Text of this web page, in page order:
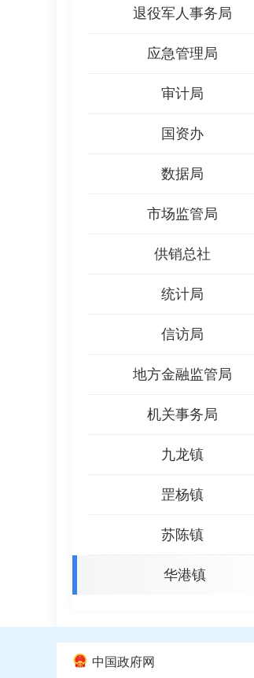
退役军人事务局
应急管理局
审计局
国资办
数据局
市场监管局
供销总社
统计局
信访局
地方金融监管局
机关事务局
九龙镇
罡杨镇
苏陈镇
华港镇
中国政府网